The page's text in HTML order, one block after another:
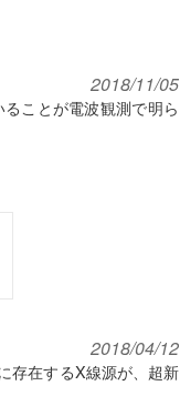
2018/11/05
ことが電波観測で明ら
2018/04/12
存在するX線源が、超新